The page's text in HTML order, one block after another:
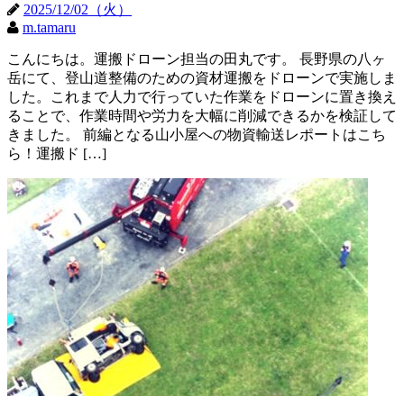
2025/12/02（火）
m.tamaru
こんにちは。運搬ドローン担当の田丸です。 長野県の八ヶ
岳にて、登山道整備のための資材運搬をドローンで実施しま
した。これまで人力で行っていた作業をドローンに置き換え
ることで、作業時間や労力を大幅に削減できるかを検証して
きました。 前編となる山小屋への物資輸送レポートはこち
ら！運搬ド […]